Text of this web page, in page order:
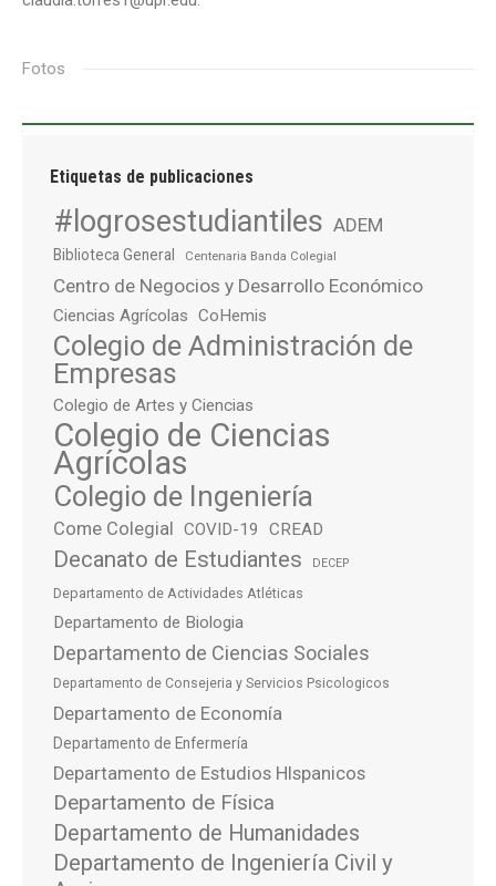
Fotos
Etiquetas de publicaciones
#logrosestudiantiles ADEM
Biblioteca General Centenaria Banda Colegial
Centro de Negocios y Desarrollo Económico
Ciencias Agrícolas CoHemis
Colegio de Administración de
Empresas
Colegio de Artes y Ciencias
Colegio de Ciencias
Agrícolas
Colegio de Ingeniería
Come Colegial COVID-19 CREAD
Decanato de Estudiantes DECEP
Departamento de Actividades Atléticas
Departamento de Biologia
Departamento de Ciencias Sociales
Departamento de Consejeria y Servicios Psicologicos
Departamento de Economía
Departamento de Enfermería
Departamento de Estudios HIspanicos
Departamento de Física
Departamento de Humanidades
Departamento de Ingeniería Civil y